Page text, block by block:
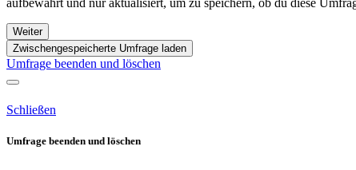
aufbewahrt und nur aktualisiert, um zu speichern, ob du diese
Weiter
Zwischengespeicherte Umfrage laden
Umfrage beenden und löschen
Schließen
Umfrage beenden und löschen